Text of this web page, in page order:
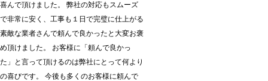
喜んで頂けました。 弊社の対応もスムーズ
で非常に安く、工事も１日で完璧に仕上がる
素敵な業者さんで頼んで良かったと大変お褒
め頂けました。 お客様に「頼んで良かっ
た」と言って頂けるのは弊社にとって何より
の喜びです。 今後も多くのお客様に頼んで